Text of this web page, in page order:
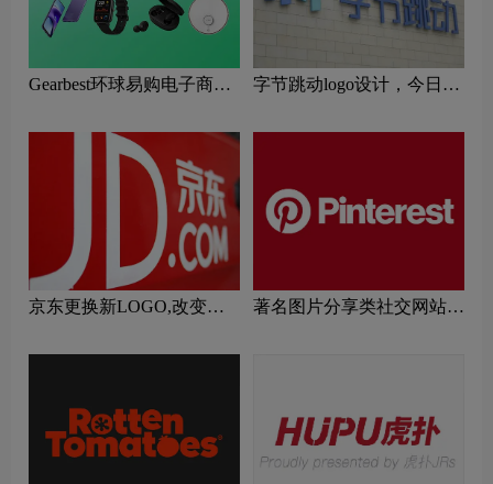
Gearbest环球易购电子商务
台品牌理念
字节跳动logo设计，今日头
京东更换新LOGO,改变的
著名图片分享类社交网站